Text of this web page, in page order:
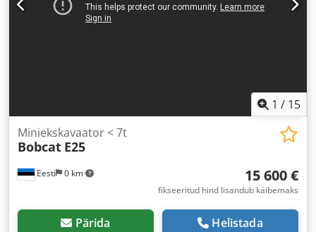
1 / 15
Eesti 0 km
Miniekskavaator < 7t
Bobcat E25
15 600 €
fikseeritud hind lisandub käibemaks
Pärida Helistada